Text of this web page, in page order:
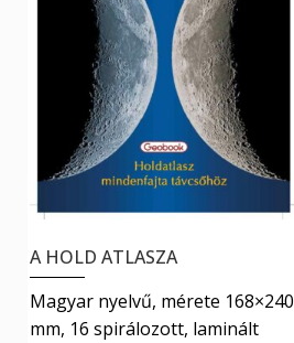
A HOLD ATLASZA
Magyar nyelvű, mérete 168×240
mm, 16 spirálozott, laminált